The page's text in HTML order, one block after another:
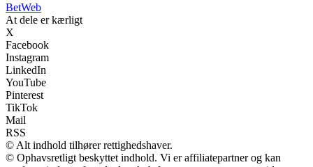
BetWeb
At dele er kærligt
X
Facebook
Instagram
LinkedIn
YouTube
Pinterest
TikTok
Mail
RSS
© Alt indhold tilhører rettighedshaver.
© Ophavsretligt beskyttet indhold. Vi er affiliatepartner og kan